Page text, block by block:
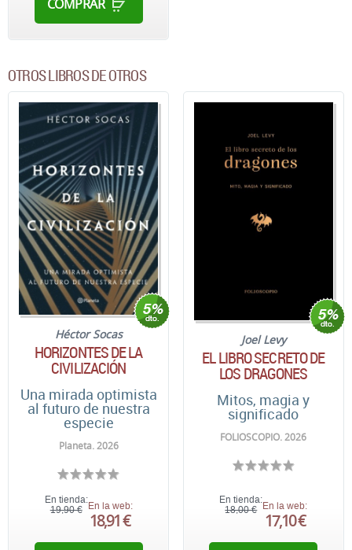
COMPRAR
OTROS LIBROS DE OTROS
Héctor Socas
HORIZONTES DE LA
CIVILIZACIÓN
Una mirada optimista
al futuro de nuestra
especie
Planeta. 2026
En tienda:
19,90 € En la web:
18,91 €
Joel Levy
EL LIBRO SECRETO DE
LOS DRAGONES
Mitos, magia y
significado
FOLIOSCOPIO. 2026
En tienda:
18,00 €
En la web:
17,10 €